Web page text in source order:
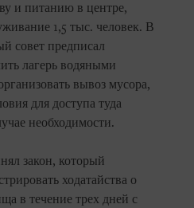
и питанию в центре,
1,5 тыс. человек. В
совет предписал
лагерь водяными
вывоз мусора,
для доступа туда
необходимости.
закон, который
ходатайства о
в течение трех дней с